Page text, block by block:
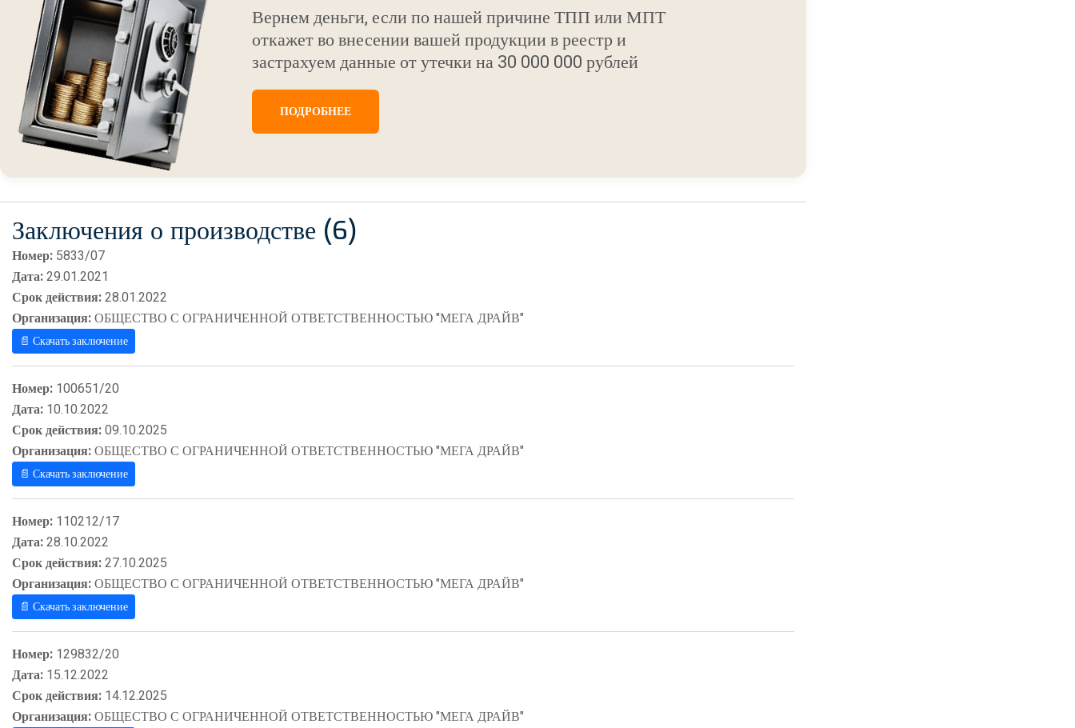
Вернем деньги, если по нашей причине ТПП или МПТ
откажет во внесении вашей продукции в реестр и
застрахуем данные от утечки на 30 000 000 рублей
ПОДРОБНЕЕ
Заключения о производстве (6)
Номер: 5833/07
Дата:29.01.2021
Срок действия:28.01.2022
Организация:ОБЩЕСТВО С ОГРАНИЧЕННОЙ ОТВЕТСТВЕННОСТЬЮ "МЕГА ДРАЙВ"
📄 Скачать заключение
Номер: 100651/20
Дата: 10.10.2022
Срок действия:09.10.2025
Организация:ОБЩЕСТВО С ОГРАНИЧЕННОЙ ОТВЕТСТВЕННОСТЬЮ "МЕГА ДРАЙВ"
📄 Скачать заключение
Номер: 110212/17
Дата:28.10.2022
Срок действия:27.10.2025
Организация:ОБЩЕСТВО С ОГРАНИЧЕННОЙ ОТВЕТСТВЕННОСТЬЮ "МЕГА ДРАЙВ"
📄 Скачать заключение
Номер: 129832/20
Дата: 15.12.2022
Срок действия: 14.12.2025
Организация:ОБЩЕСТВО С ОГРАНИЧЕННОЙ ОТВЕТСТВЕННОСТЬЮ "МЕГА ДРАЙВ"